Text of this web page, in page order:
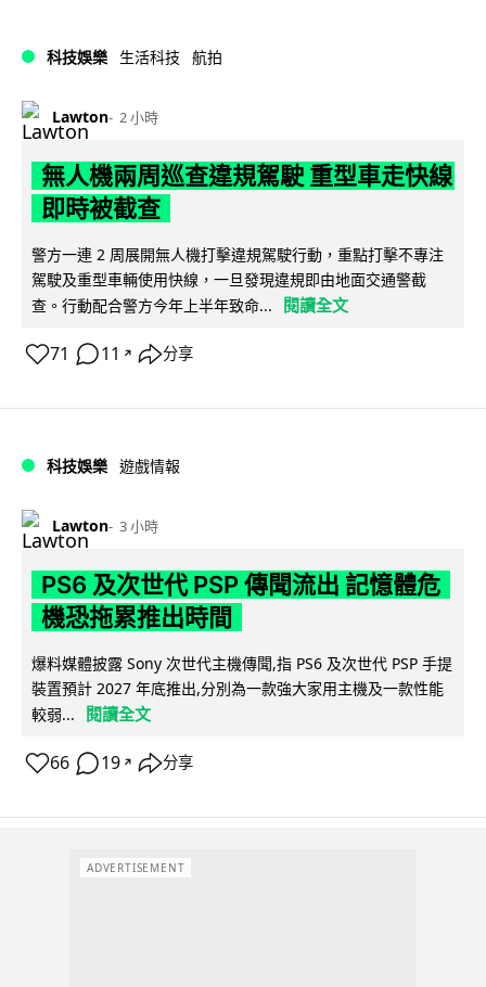
科技娛樂 生活科技 航拍
Lawton 2 小時
無人機兩周巡查違規駕駛 重型車走快線
即時被截查
警方一連 2 周展開無人機打擊違規駕駛行動，重點打擊不專注
駕駛及重型車輛使用快線，一旦發現違規即由地面交通警截
查。行動配合警方今年上半年致命...
閱讀全文
71 11 ↗ 分享
科技娛樂 遊戲情報
Lawton 3 小時
PS6 及次世代 PSP 傳聞流出 記憶體危
機恐拖累推出時間
爆料媒體披露 Sony 次世代主機傳聞,指 PS6 及次世代 PSP 手提
裝置預計 2027 年底推出,分別為一款強大家用主機及一款性能
較弱...
閱讀全文
66 19 ↗ 分享
ADVERTISEMENT